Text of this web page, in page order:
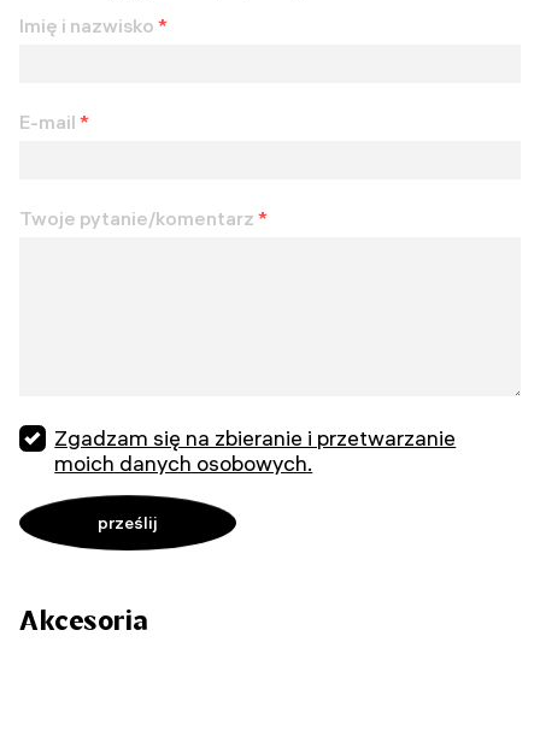
Imię i nazwisko *
E-mail *
Twoje pytanie/komentarz *
Zgadzam się na zbieranie i przetwarzanie
moich danych osobowych.
Akcesoria